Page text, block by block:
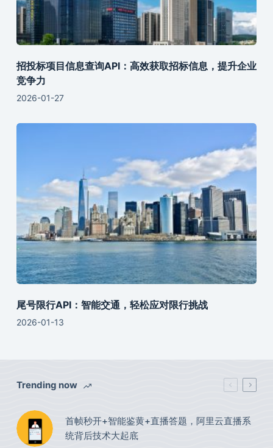
招投标项目信息查询API：高效获取招标信息，提升企业
竞争力
2026-01-27
尾号限行API：智能交通，轻松应对限行挑战
2026-01-13
Trending now
首帧秒开+智能鉴黄+直播答题，阿里云直播系
统背后技术大起底